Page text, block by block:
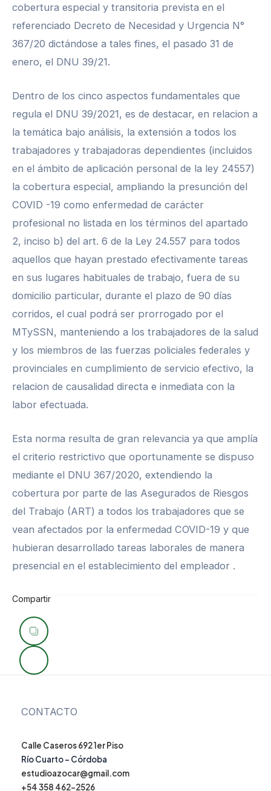
cobertura especial y transitoria prevista en el
referenciado Decreto de Necesidad y Urgencia N°
367/20 dictándose a tales fines, el pasado 31 de
enero, el DNU 39/21.
Dentro de los cinco aspectos fundamentales que
regula el DNU 39/2021, es de destacar, en relacion a
la temática bajo análisis, la extensión a todos los
trabajadores y trabajadoras dependientes (incluidos
en el ámbito de aplicación personal de la ley 24557)
la cobertura especial, ampliando la presunción del
COVID -19 como enfermedad de carácter
profesional no listada en los términos del apartado
2, inciso b) del art. 6 de la Ley 24.557 para todos
aquellos que hayan prestado efectivamente tareas
en sus lugares habituales de trabajo, fuera de su
domicilio particular, durante el plazo de 90 días
corridos, el cual podrá ser prorrogado por el
MTySSN, manteniendo a los trabajadores de la salud
y los miembros de las fuerzas policiales federales y
provinciales en cumplimiento de servicio efectivo, la
relacion de causalidad directa e inmediata con la
labor efectuada.
Esta norma resulta de gran relevancia ya que amplía
el criterio restrictivo que oportunamente se dispuso
mediante el DNU 367/2020, extendiendo la
cobertura por parte de las Asegurados de Riesgos
del Trabajo (ART) a todos los trabajadores que se
vean afectados por la enfermedad COVID-19 y que
hubieran desarrollado tareas laborales de manera
presencial en el establecimiento del empleador .
Compartir
CONTACTO
Calle Caseros 692 1er Piso
Río Cuarto – Córdoba
estudioazocar@gmail.com
+54 358 462-2526